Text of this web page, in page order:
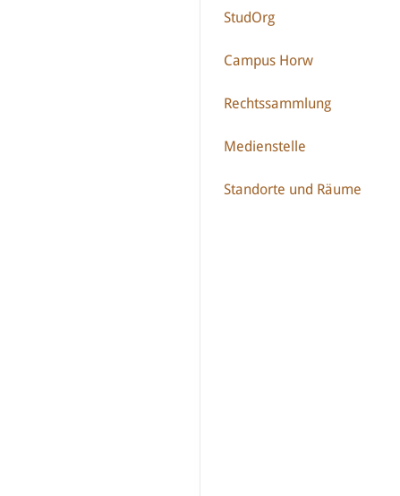
StudOrg
Campus Horw
Rechtssammlung
Medienstelle
Standorte und Räume